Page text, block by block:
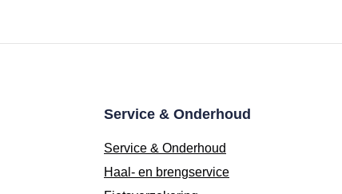
Service & Onderhoud
Service & Onderhoud
Haal- en brengservice